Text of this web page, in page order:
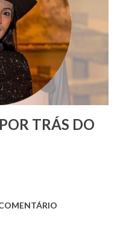
TRÁS DO